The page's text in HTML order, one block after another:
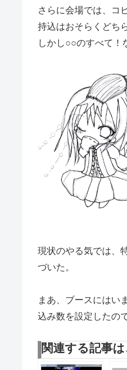
さらに会場では、コ
持込はおそらくどち
しかし○○のすべて！
現状のやる気では、
づいた。
まあ、ブースにはい
込み数を設定したの
関連する記事